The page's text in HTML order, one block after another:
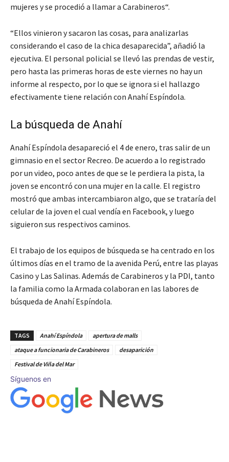
mujeres y se procedió a llamar a Carabineros“.
“Ellos vinieron y sacaron las cosas, para analizarlas
considerando el caso de la chica desaparecida”, añadió la
ejecutiva. El personal policial se llevó las prendas de vestir,
pero hasta las primeras horas de este viernes no hay un
informe al respecto, por lo que se ignora si el hallazgo
efectivamente tiene relación con Anahí Espíndola.
La búsqueda de Anahí
Anahí Espíndola desapareció el 4 de enero, tras salir de un
gimnasio en el sector Recreo. De acuerdo a lo registrado
por un video, poco antes de que se le perdiera la pista, la
joven se encontró con una mujer en la calle. El registro
mostró que ambas intercambiaron algo, que se trataría del
celular de la joven el cual vendía en Facebook, y luego
siguieron sus respectivos caminos.
El trabajo de los equipos de búsqueda se ha centrado en los
últimos días en el tramo de la avenida Perú, entre las playas
Casino y Las Salinas. Además de Carabineros y la PDI, tanto
la familia como la Armada colaboran en las labores de
búsqueda de Anahí Espíndola.
TAGS Anahí Espíndola
apertura de malls
ataque a funcionaria de Carabineros
desaparición
Festival de Viña del Mar
Síguenos en